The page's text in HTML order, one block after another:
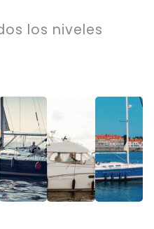
los niveles